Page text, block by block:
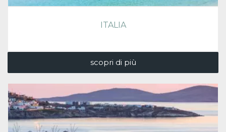
ITALIA
scopri di più